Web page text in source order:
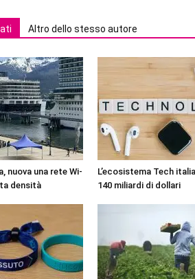
Altro dello stesso autore
nuova una rete Wi-
densità
L’ecosistema Tech
140 miliardi di dollari